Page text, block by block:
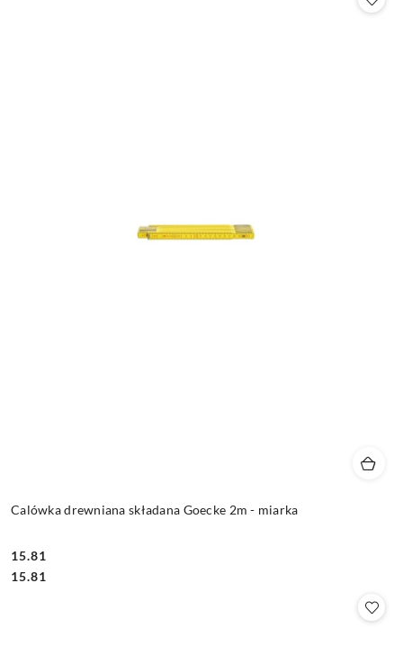
Calówka drewniana składana Goecke 2m - miarka
Cena:
15.81
Cena:
15.81